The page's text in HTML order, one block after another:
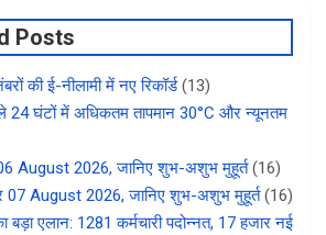
Posts
की ई-नीलामी में नए रिकॉर्ड (13)
24 घंटों में अधिकतम तापमान 30°C और न्यूनतम
August 2026, जानिए शुभ-अशुभ मुहूर्त (16)
07 August 2026, जानिए शुभ-अशुभ मुहूर्त (16)
बड़ा एलान: 1281 कर्मचारी पदोन्नत, 17 हजार नई